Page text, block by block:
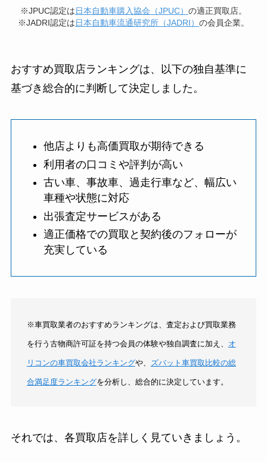
※JPUC認定は日本自動車購入協会（JPUC） の適正買取店。
※JADRI認定は日本自動車流通研究所（JADRI） の会員企業。
おすすめ買取店ランキングは、以下の独自基準に
基づき総合的に判断して決定しました。
他店よりも高価買取が期待できる
利用者の口コミや評判が高い
古い車、事故車、過走行車など、幅広い
車種や状態に対応
出張査定サービスがある
適正価格での買取と契約後のフォローが
充実している
※車買取業者のおすすめランキングは、査定および買取業務
を行う古物商許可証を持つ会員の体験や独自調査に加え、 オ
リコンの車買取会社ランキングや、 ズバット車買取比較の総
合満足度ランキングを分析し、総合的に決定しています。
それでは、各買取店を詳しく見ていきましょう。